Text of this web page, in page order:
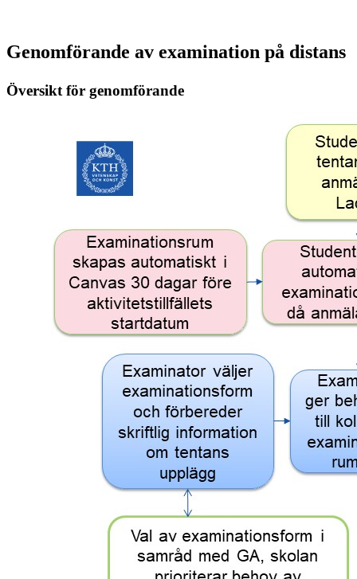
Genomförande av examination på distans
Översikt för genomförande